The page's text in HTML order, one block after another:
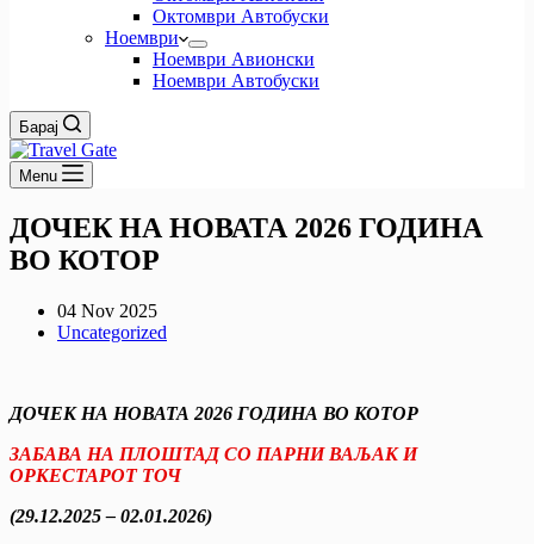
Октомври Автобуски
Ноември
Ноември Авионски
Ноември Автобуски
Барај
Menu
ДОЧЕК НА НОВАТА 2026 ГОДИНА
ВО КОТОР
04 Nov 2025
Uncategorized
ДОЧЕК НА НОВАТА 2026 ГОДИНА ВО КОТОР
ЗАБАВА НА ПЛОШТАД СО ПАРНИ ВАЉАК И
ОРКЕСТАРОТ ТОЧ
(29.12.2025 – 02.01.2026)